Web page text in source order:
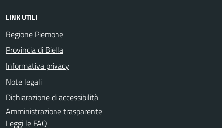
LINK UTILI
Regione Piemone
Provincia di Biella
Informativa privacy
Note legali
Dichiarazione di accessibilità
Amministrazione trasparente
Leggi le FAQ